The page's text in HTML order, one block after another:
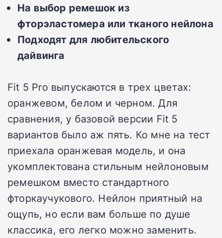
На выбор ремешок из
фторэластомера или тканого нейлона
Подходят для любительского
дайвинга
Fit 5 Pro выпускаются в трех цветах:
оранжевом, белом и черном. Для
сравнения, у базовой версии Fit 5
вариантов было аж пять. Ко мне на тест
приехала оранжевая модель, и она
укомплектована стильным нейлоновым
ремешком вместо стандартного
фторкаучукового. Нейлон приятный на
ощупь, но если вам больше по душе
классика, его легко можно заменить.